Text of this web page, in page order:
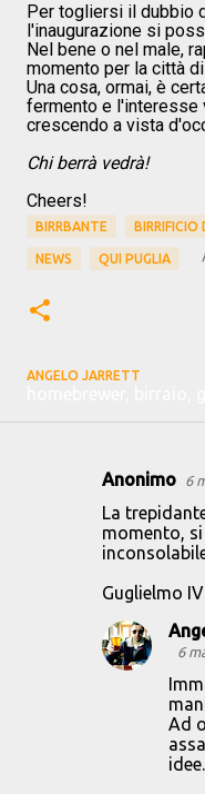
Per togliersi il dubbio
l'inaugurazione si
Nel bene o nel male,
momento per la città di
Una cosa, ormai, è
fermento e l'interesse
crescendo a vista
Chi berrà vedrà!
Cheers!
BIRRBANTE BIRRIFICIO
NEWS QUI PUGLIA
ANGELO JARRETT
Anonimo 6
La
momento,
Guglielmo
6
Ad
idee.